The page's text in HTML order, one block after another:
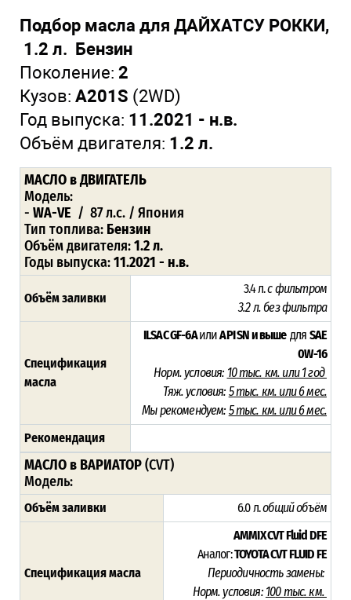
Подбор масла для ДАЙХАТСУ РОККИ,
1.2 л. Бензин
Поколение: 2
Кузов: A201S (2WD)
Год выпуска: 11.2021 - н.в.
Объём двигателя: 1.2 л.
МАСЛО в ДВИГАТЕЛЬ
Модель:
- WA-VE / 87 л.с. / Япония
Тип топлива: Бензин
Объём двигателя:1.2 л.
Годы выпуска:11.2021 - н.в.
Объём заливки
3.4 л.с фильтром
3.2 л. без фильтра
Спецификация
масла
ILSAC GF-6AилиAPI SN и выше для SAE
0W-16
Норм. условия: 10тыс. км. или 1 год
Тяж. условия: 5тыс. км. или 6 мес.
Мы рекомендуем: 5 тыс. км. или 6 мес.
Рекомендация
МАСЛО в ВАРИАТОР(CVT)
Модель:
Объём заливки 6.0 л.общий объём
Спецификация масла
AMMIX CVT Fluid DFE
Аналог:TOYOTA CVT FLUID FE
Периодичность замены:
Норм. условия: 100 тыс. км.